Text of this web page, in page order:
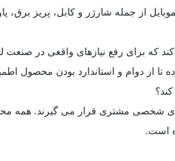
از جمله شارژر و کابل، پریز برق،
کند که برای رفع نیازهای واقعی
تا از دوام و استاندارد بودن محصول
شخصی مشتری قرار می گیرند. همه
است.